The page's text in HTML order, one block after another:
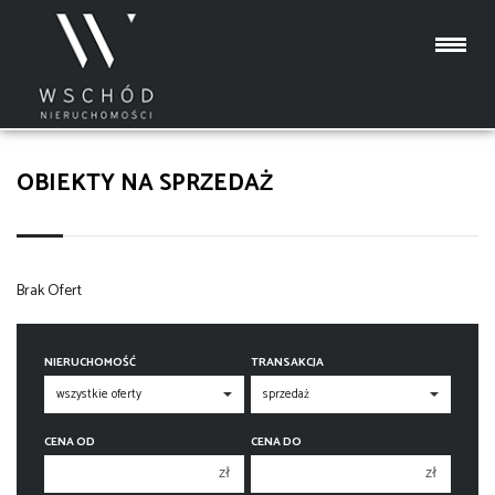
OBIEKTY NA SPRZEDAŻ
Brak Ofert
NIERUCHOMOŚĆ TRANSAKCJA
CENA OD
zł
CENA DO
zł